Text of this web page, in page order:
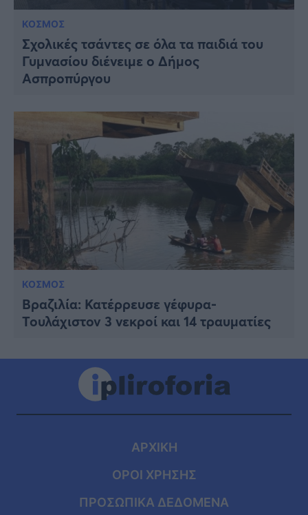
ΚΟΣΜΟΣ
Σχολικές τσάντες σε όλα τα παιδιά του
Γυμνασίου διένειμε ο Δήμος
Ασπροπύργου
ΚΟΣΜΟΣ
Βραζιλία: Κατέρρευσε γέφυρα-
Τουλάχιστον 3 νεκροί και 14 τραυματίες
ΑΡΧΙΚΗ
ΟΡΟΙ ΧΡΗΣΗΣ
ΠΡΟΣΩΠΙΚΑ ΔΕΔΟΜΕΝΑ